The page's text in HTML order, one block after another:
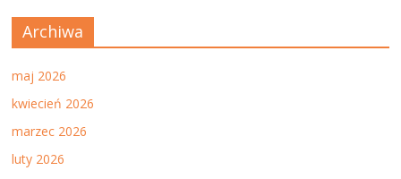
Archiwa
maj 2026
kwiecień 2026
marzec 2026
luty 2026